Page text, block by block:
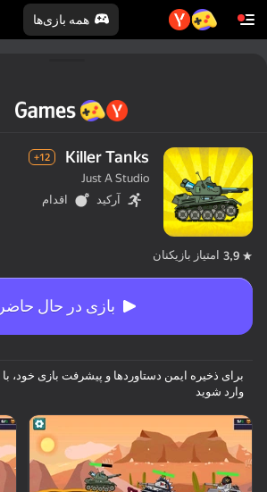
همه بازی‌ها
چرخاندن
این بازی فقط از جهت
پشتیبانی می‌کند
Killer Tanks
12+
Just A Studio
آرکید
اقدام
3,9 امتیاز بازیکنان
بازی در حال حاضر
برای ذخیره ایمن دستاوردها و پیشرفت بازی خود، با
وارد شوید